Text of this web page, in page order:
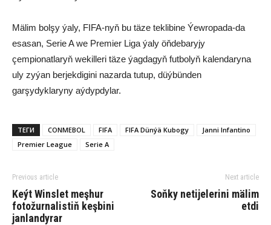
Mälim bolşy ýaly, FIFA-nyň bu täze teklibine Ýewropada-da
esasan, Serie A we Premier Liga ýaly öňdebaryjy
çempionatlaryň wekilleri täze ýagdagyň futbolyň kalendaryna
uly zyýan berjekdigini nazarda tutup, düýbünden
garşydyklaryny aýdypdylar.
ТЕГИ CONMEBOL FIFA FIFA Dünýä Kubogy
Janni Infantino
Premier League
Serie A
Previous article
Keýt Winslet meşhur
fotožurnalistiň keşbini
janlandyrar
Next article
Soňky netijelerini mälim
etdi